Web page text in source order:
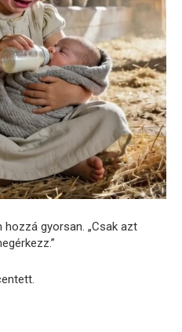
hozzá gyorsan. „Csak azt